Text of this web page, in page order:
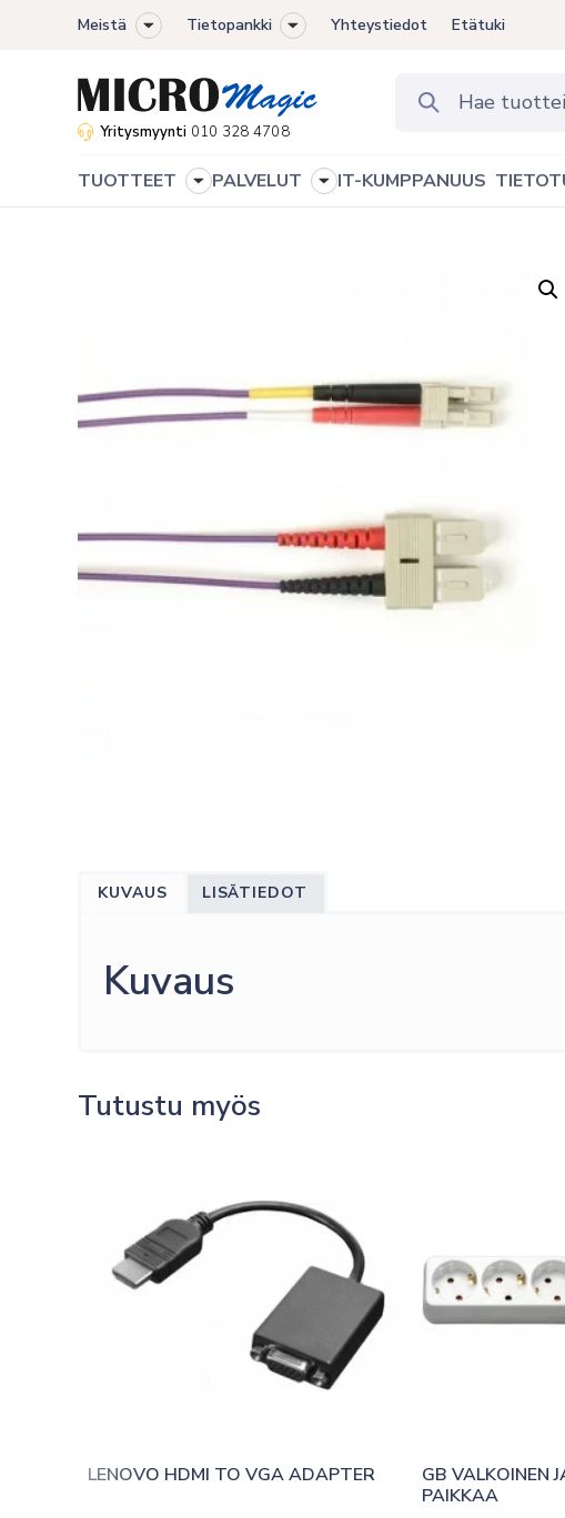
Meistä
Toggle
menu
Tietopankki
Toggle
menu
Yhteystiedot Etätuki
Yritysmyynti 010 328 4708
TUOTTEET
Toggle
PALVELUT
Toggle
IT-KUMPPANUUS
KUVAUS LISÄTIEDOT
Kuvaus
Tutustu myös
LENOVO HDMI TO VGA ADAPTER
GB VALKOINEN
PAIKKAA